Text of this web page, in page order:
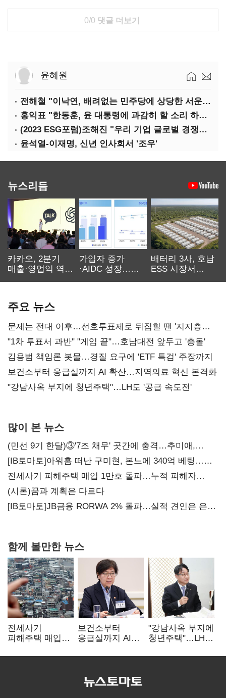
0/0 댓글 더보기
윤혜원
전해철 "이낙연, 배려없는 민주당에 상당한 서운함"
홍익표 "한동훈, 윤 대통령에 과감히 할 소리 하라"
(2023 ESG포럼)조해진 "우리 기업 글로벌 경쟁력 위해 경영부담 최소화해야"
윤석열-이재명, 신년 인사회서 '조우'
뉴스리듬
카카오, 2분기
매출·영업익 역대
가입자 증가
·AIDC 성장…
배터리 3사, 호남
ESS 시장서
주요 뉴스
문제는 전대 이후…선호투표제로 뒤집힐 땐 '지지층
불복'
"1차 투표서 과반" "게임 끝"…호남대전 앞두고 '충돌'
김용범 책임론 봇물…경질 요구에 'ETF 특검' 주장까지
보건소부터 응급실까지 AI 확산…지역의료 혁신 본격화
"강남사옥 부지에 청년주택"…LH도 '공급 속도전'
많이 본 뉴스
(민선 9기 한달)③'7조 채무' 곳간에 충격…추미애,
20년만에 '비상재정' 선언 승부수
[IB토마토]아워홈 떠난 구미현, 본느에 340억 베팅…
가족 지배체제 구축
전세사기 피해주택 매입 1만호 돌파…누적 피해자
4만278명
(시론)꿈과 계획은 다르다
[IB토마토]JB금융 RORWA 2% 돌파…실적 견인은 은행
함께 볼만한 뉴스
전세사기
피해주택 매입
누적 피해자
보건소부터
응급실까지 AI
혁신 본격화
"강남사옥 부지에
청년주택"…LH도